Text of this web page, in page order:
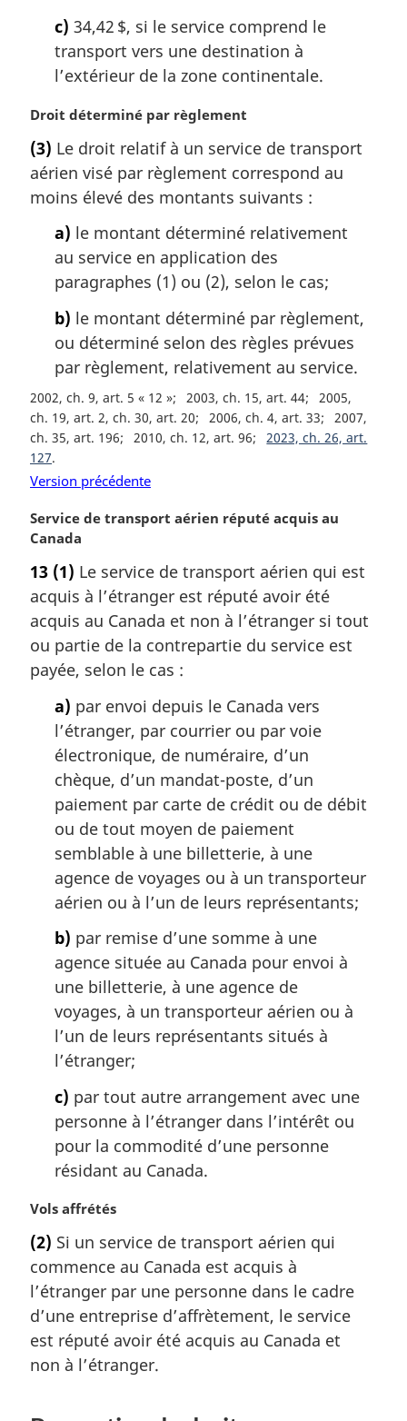
c) 34,42 $, si le service comprend le
transport vers une destination à
l’extérieur de la zone continentale.
N
t
e
m
Droit déterminé par règlement
(3) Le droit relatif à un service de transport
aérien visé par règlement correspond au
moins élevé des montants suivants :
a) le montant déterminé relativement
au service en application des
paragraphes (1) ou (2), selon le cas;
b) le montant déterminé par règlement,
ou déterminé selon des règles prévues
par règlement, relativement au service.
2002, ch. 9, art. 5 « 12 » 2003, ch. 15, art. 44
2005,
ch. 19, art. 2, ch. 30, art. 20
2006, ch. 4, art. 33
2007,
ch. 35, art. 196
2010, ch. 12, art. 96
2023, ch. 26, art.
127
Version précédente
N
o
e
m
a
r
i
Service de transport aérien réputé acquis au
Canada
13 (1) Le service de transport aérien qui est
acquis à l’étranger est réputé avoir été
acquis au Canada et non à l’étranger si tout
ou partie de la contrepartie du service est
payée, selon le cas :
a) par envoi depuis le Canada vers
l’étranger, par courrier ou par voie
électronique, de numéraire, d’un
chèque, d’un mandat-poste, d’un
paiement par carte de crédit ou de débit
ou de tout moyen de paiement
semblable à une billetterie, à une
agence de voyages ou à un transporteur
aérien ou à l’un de leurs représentants;
b) par remise d’une somme à une
agence située au Canada pour envoi à
une billetterie, à une agence de
voyages, à un transporteur aérien ou à
l’un de leurs représentants situés à
l’étranger;
c) par tout autre arrangement avec une
personne à l’étranger dans l’intérêt ou
pour la commodité d’une personne
résidant au Canada.
N
t
e
m
a
g
i
Vols affrétés
(2) Si un service de transport aérien qui
commence au Canada est acquis à
l’étranger par une personne dans le cadre
d’une entreprise d’affrètement, le service
est réputé avoir été acquis au Canada et
non à l’étranger.